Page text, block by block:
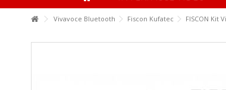
Vivavoce Bluetooth Fiscon Kufatec FISCON Kit